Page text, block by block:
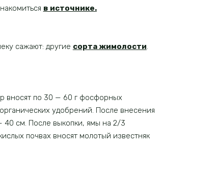
в источнике.
сажают: другие сорта жимолости.
вносят по 30 — 60 г фосфорных
удобрений. После внесения
см. После выкопки, ямы на 2/3
почвах вносят молотый известняк